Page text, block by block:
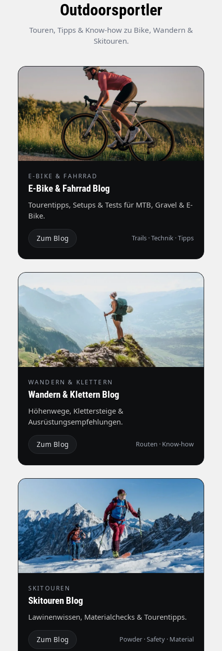
Outdoorsportler
Touren, Tipps & Know-how zu Bike, Wandern &
Skitouren.
E-BIKE & FAHRRAD
E-Bike & Fahrrad Blog
Tourentipps, Setups & Tests für MTB, Gravel & E-
Bike.
Zum Blog Trails · Technik · Tipps
WANDERN & KLETTERN
Wandern & Klettern Blog
Höhenwege, Klettersteige &
Ausrüstungsempfehlungen.
Zum Blog Routen · Know-how
SKITOUREN
Skitouren Blog
Lawinenwissen, Materialchecks & Tourentipps.
Zum Blog Powder · Safety · Material